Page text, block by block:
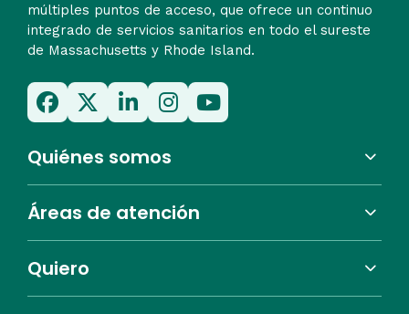
múltiples puntos de acceso, que ofrece un continuo
integrado de servicios sanitarios en todo el sureste
de Massachusetts y Rhode Island.
Quiénes somos
Áreas de atención
Quiero